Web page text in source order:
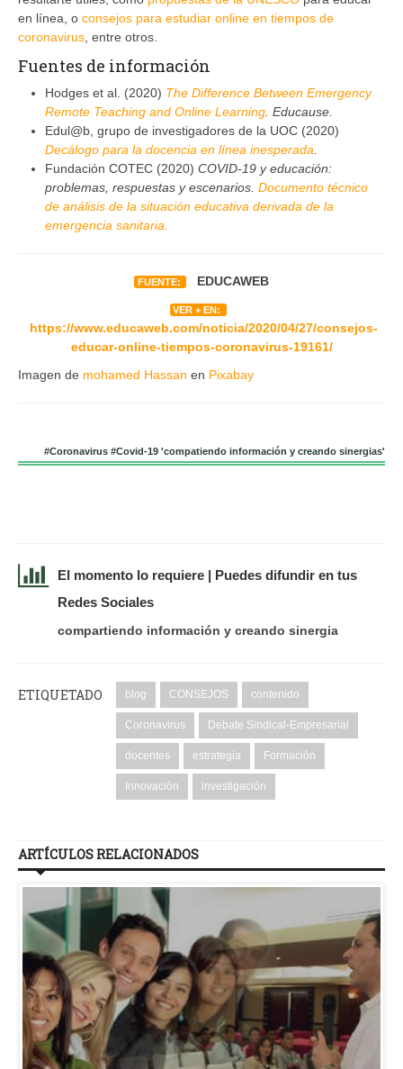
en línea, o consejos para estudiar online en tiempos de
coronavirus , entre otros.
Fuentes de información
Hodges et al. (2020) The Difference Between Emergency
Remote Teaching and Online Learning . Educause.
Edul@b, grupo de investigadores de la UOC (2020)
Decálogo para la docencia en línea inesperada
Fundación COTEC (2020) COVID-19 y educación:
problemas, respuestas y escenarios. Documento técnico
de análisis de la situación educativa derivada de la
emergencia sanitaria.
FUENTE: EDUCAWEB
VER + EN:
https://www.educaweb.com/noticia/2020/04/27/consejos-
educar-online-tiempos-coronavirus-19161/
Imagen de mohamed Hassan en Pixabay
#Coronavirus #Covid-19 'compatiendo información y creando sinergias'
El momento lo requiere | Puedes difundir en tus
Redes Sociales
compartiendo información y creando sinergia
ETIQUETADO blog CONSEJOS contenido
Coronavirus Debate Sindical-Empresarial
docentes estrategia Formación
Innovación investigación
ARTÍCULOS RELACIONADOS